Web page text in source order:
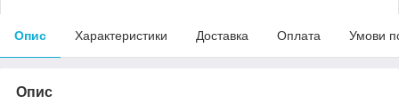
Опис Характеристики Доставка Оплата Умови
Опис